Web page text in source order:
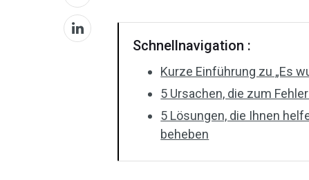
Schnellnavigation :
Kurze Einführung zu „Es
5 Ursachen, die zum
5 Lösungen, die Ihnen
beheben